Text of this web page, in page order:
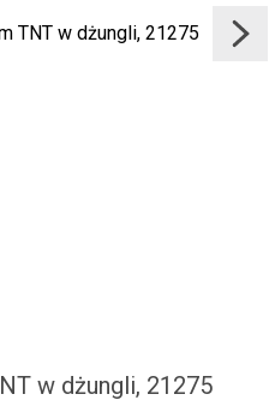
w dżungli, 21275